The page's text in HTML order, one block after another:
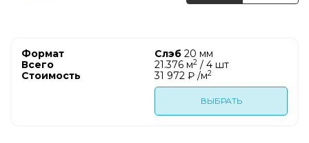
Слэб 20 мм
21.376 м2 / 4 шт
31 972 ₽ /м2
ВЫБРАТЬ